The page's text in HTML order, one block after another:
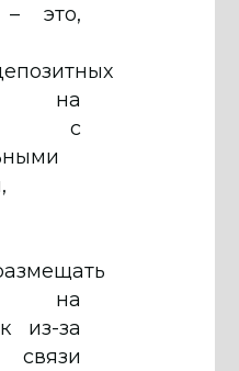
– это,
на
с
на
из-за
связи